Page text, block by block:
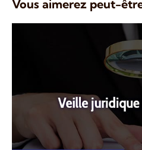
Vous aimerez peut-